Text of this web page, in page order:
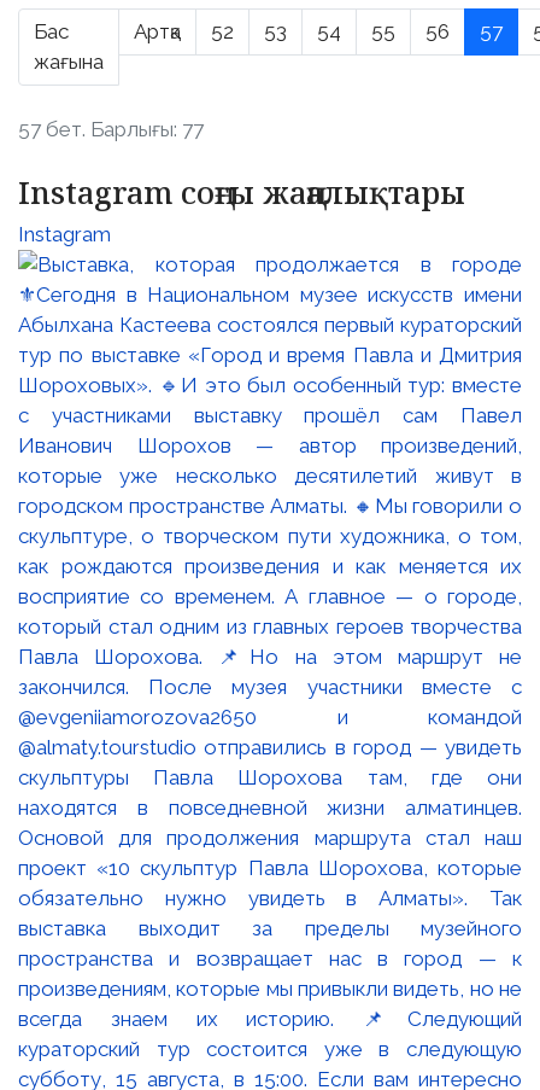
Бас
жағына
Артқа 52 53 54 55 56 57
57 бет. Барлығы: 77
Instagram соңғы жаңалықтары
Instagram